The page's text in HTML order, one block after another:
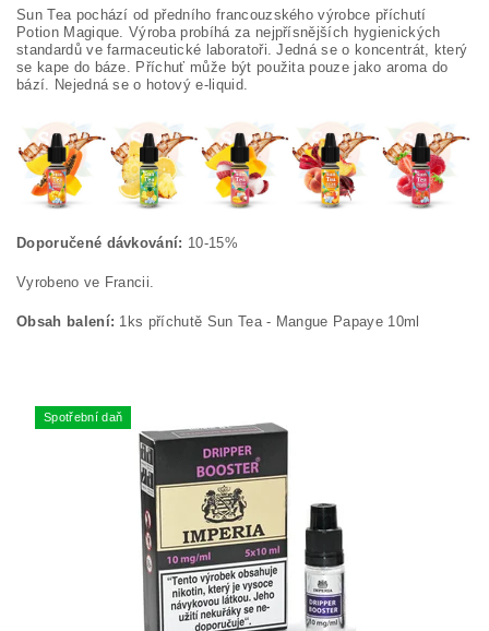
Sun Tea pochází od předního francouzského výrobce příchutí
Potion Magique. Výroba probíhá za nejpřísnějších hygienických
standardů ve farmaceutické laboratoři. Jedná se o koncentrát, který
se kape do báze. Příchuť může být použita pouze jako aroma do
bází. Nejedná se o hotový e-liquid.
Doporučené dávkování: 10-15%
Vyrobeno ve Francii.
Obsah balení: 1ks příchutě Sun Tea - Mangue Papaye 10ml
Spotřební daň